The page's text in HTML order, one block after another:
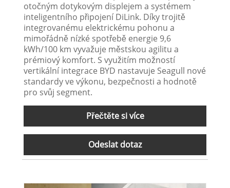
otočným dotykovým displejem a systémem
inteligentního připojení DiLink. Díky trojitě
integrovanému elektrickému pohonu a
mimořádně nízké spotřebě energie 9,6
kWh/100 km vyvažuje městskou agilitu a
prémiový komfort. S využitím možností
vertikální integrace BYD nastavuje Seagull nové
standardy ve výkonu, bezpečnosti a hodnotě
pro svůj segment.
Přečtěte si více
Odeslat dotaz